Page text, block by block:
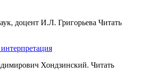
доцент И.Л. Григорьева Читать
Хондзинский. Читать